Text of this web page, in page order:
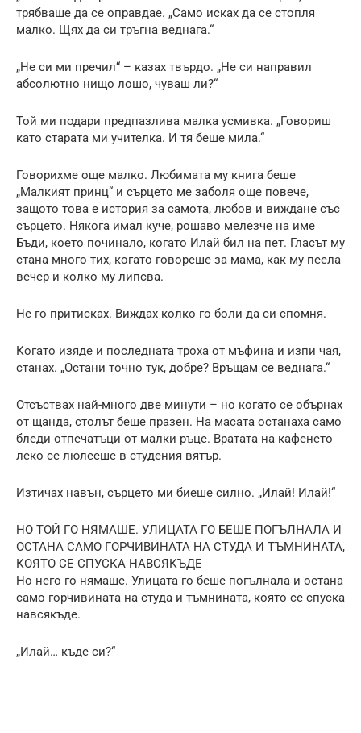
трябваше да се оправдае. „Само исках да се стопля
малко. Щях да си тръгна веднага.“
„Не си ми пречил“ – казах твърдо. „Не си направил
абсолютно нищо лошо, чуваш ли?“
Той ми подари предпазлива малка усмивка. „Говориш
като старата ми учителка. И тя беше мила.“
Говорихме още малко. Любимата му книга беше
„Малкият принц“ и сърцето ме заболя още повече,
защото това е история за самота, любов и виждане със
сърцето. Някога имал куче, рошаво мелезче на име
Бъди, което починало, когато Илай бил на пет. Гласът му
стана много тих, когато говореше за мама, как му пеела
вечер и колко му липсва.
Не го притисках. Виждах колко го боли да си спомня.
Когато изяде и последната троха от мъфина и изпи чая,
станах. „Остани точно тук, добре? Връщам се веднага.“
Отсъствах най-много две минути – но когато се обърнах
от щанда, столът беше празен. На масата останаха само
бледи отпечатъци от малки ръце. Вратата на кафенето
леко се люлееше в студения вятър.
Изтичах навън, сърцето ми биеше силно. „Илай! Илай!“
НО ТОЙ ГО НЯМАШЕ. УЛИЦАТА ГО БЕШЕ ПОГЪЛНАЛА И
ОСТАНА САМО ГОРЧИВИНАТА НА СТУДА И ТЪМНИНАТА,
КОЯТО СЕ СПУСКА НАВСЯКЪДЕ
Но него го нямаше. Улицата го беше погълнала и остана
само горчивината на студа и тъмнината, която се спуска
навсякъде.
„Илай… къде си?“